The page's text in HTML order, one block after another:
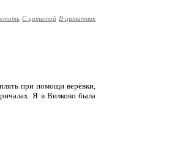
С цитатой В цитатник
при помощи верёвки,
Я в Вилково была